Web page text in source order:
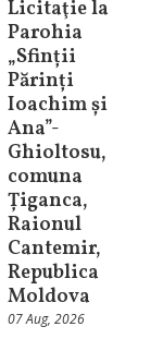
Licitaţie la
Parohia
„Sfinții
Părinți
Ioachim și
Ana”-
Ghioltosu,
comuna
Țiganca,
Raionul
Cantemir,
Republica
Moldova
07 Aug, 2026